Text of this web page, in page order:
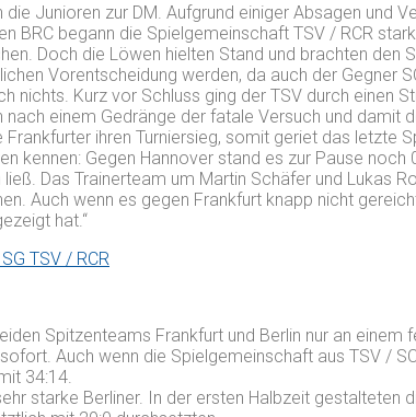
Junioren zur DM. Aufgrund einiger Absagen und
BRC begann die Spielgemeinschaft TSV / RCR
Doch die Löwen hielten Stand und brachten den
Vorentscheidung werden, da auch der
nichts. Kurz vor Schluss ging der TSV durch einen
einem Gedränge der fatale Versuch und damit
ihren Turniersieg, somit geriet das letzte
kennen: Gegen Hannover stand es zur Pause
Das Trainerteam um Martin Schäfer und Lukas
Auch wenn es gegen Frankfurt knapp nicht
hat.“
Spitzenteams Frankfurt und Berlin nur an
Auch wenn die Spielgemeinschaft aus TSV /
34:14.
starke Berliner. In der ersten Halbzeit